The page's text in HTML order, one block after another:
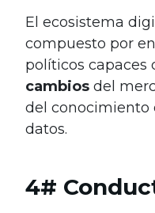
El ecosistema
compuesto por
políticos capaces
cambios del
del conocimiento
datos.
4#